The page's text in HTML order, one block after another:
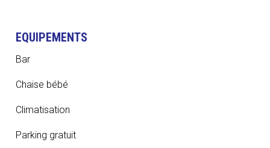
EQUIPEMENTS
Bar
Chaise bébé
Climatisation
Parking gratuit